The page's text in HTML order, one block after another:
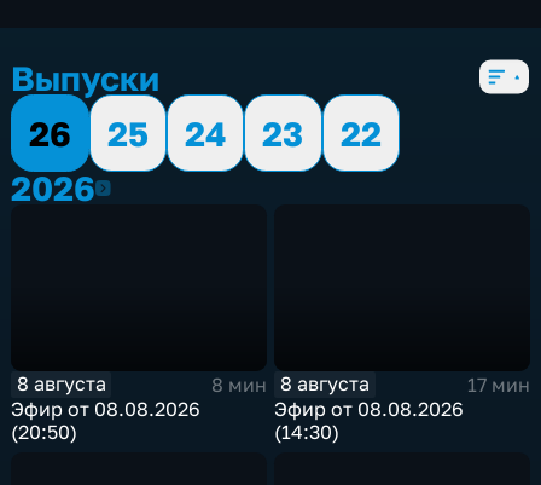
Выпуски
26
25 24 23
22
20262026
8 августа
8 мин
Эфир от 08.08.2026
(20:50)
8 августа
17 мин
Эфир от 08.08.2026
(14:30)